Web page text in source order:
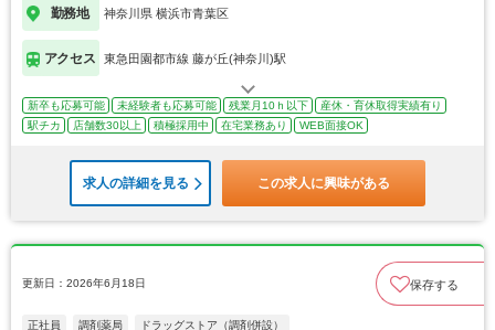
勤務地 神奈川県 横浜市青葉区
アクセス 東急田園都市線 藤が丘(神奈川)駅
新卒も応募可能 未経験者も応募可能 残業月10ｈ以下
産休・育休取得実績有り
駅チカ
店舗数30以上 積極採用中 在宅業務あり WEB面接OK
求人の詳細を見る この求人に興味がある
更新日：2026年6月18日 保存する
正社員 調剤薬局 ドラッグストア（調剤併設）